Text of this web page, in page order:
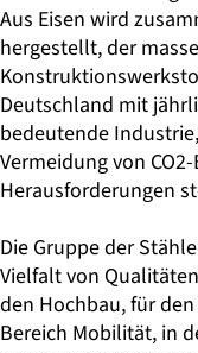
Aus Eisen wird
hergestellt, der
Deutschland mit
bedeutende
Vermeidung von
Herausforderungen
Die Gruppe der
Vielfalt von
den Hochbau, für
Bereich Mobilität, in